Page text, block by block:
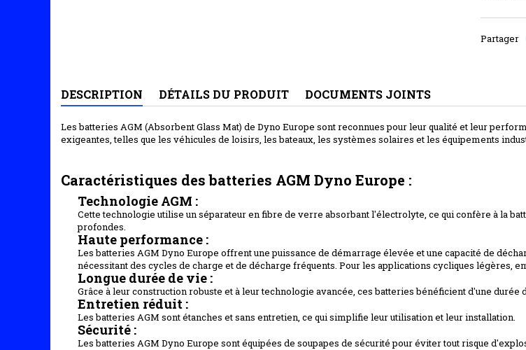
Partager
DESCRIPTION DÉTAILS DU PRODUIT DOCUMENTS JOINTS
Les batteries AGM (Absorbent Glass Mat) de Dyno Europe sont reconnues pour leur qualité et leur
exigeantes, telles que les véhicules de loisirs, les bateaux, les systèmes solaires et les équipements
Caractéristiques des batteries AGM Dyno Europe :
Technologie AGM :
Cette technologie utilise un séparateur en fibre de verre absorbant l'électrolyte, ce qui confère à la
profondes.
Haute performance :
Les batteries AGM Dyno Europe offrent une puissance de démarrage élevée et une capacité de
nécessitant des cycles de charge et de décharge fréquents. Pour les applications cycliques légères,
Longue durée de vie :
Grâce à leur construction robuste et à leur technologie avancée, ces batteries bénéficient d'une
Entretien réduit :
Les batteries AGM sont étanches et sans entretien, ce qui simplifie leur utilisation et leur installation.
Sécurité :
Les batteries AGM Dyno Europe sont équipées de soupapes de sécurité pour éviter tout risque